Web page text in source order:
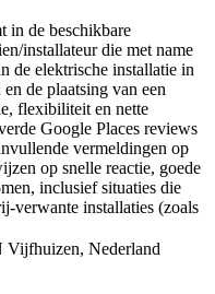
in de beschikbare
installateur die met name
de elektrische installatie in
de plaatsing van een
flexibiliteit en nette
Google Places reviews
vermeldingen op
op snelle reactie, goede
inclusief situaties die
verwante installaties (zoals
Vijfhuizen, Nederland